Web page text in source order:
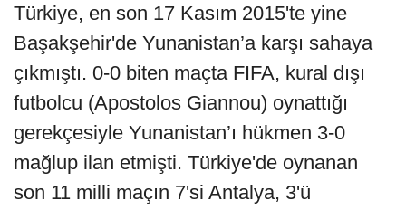
Türkiye, en son 17 Kasım 2015'te yine
Başakşehir'de Yunanistan’a karşı sahaya
çıkmıştı. 0-0 biten maçta FIFA, kural dışı
futbolcu (Apostolos Giannou) oynattığı
gerekçesiyle Yunanistan’ı hükmen 3-0
mağlup ilan etmişti. Türkiye'de oynanan
son 11 milli maçın 7'si Antalya, 3'ü